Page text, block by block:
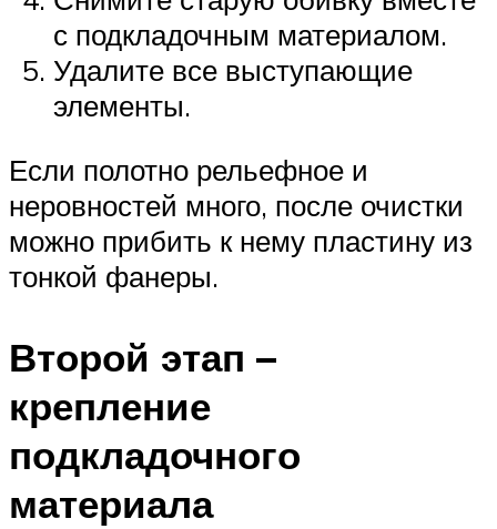
с подкладочным материалом.
Удалите все выступающие
элементы.
Если полотно рельефное и
неровностей много, после очистки
можно прибить к нему пластину из
тонкой фанеры.
Второй этап –
крепление
подкладочного
материала